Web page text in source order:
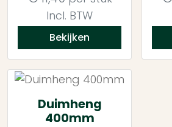
Incl. BTW
Bekijken
Duimheng
400mm